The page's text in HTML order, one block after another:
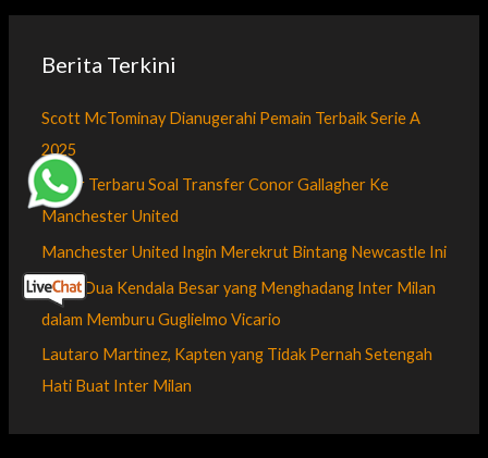
Berita Terkini
Scott McTominay Dianugerahi Pemain Terbaik Serie A
2025
Kabar Terbaru Soal Transfer Conor Gallagher Ke
Manchester United
Manchester United Ingin Merekrut Bintang Newcastle Ini
Inilah Dua Kendala Besar yang Menghadang Inter Milan
dalam Memburu Guglielmo Vicario
Lautaro Martinez, Kapten yang Tidak Pernah Setengah
Hati Buat Inter Milan